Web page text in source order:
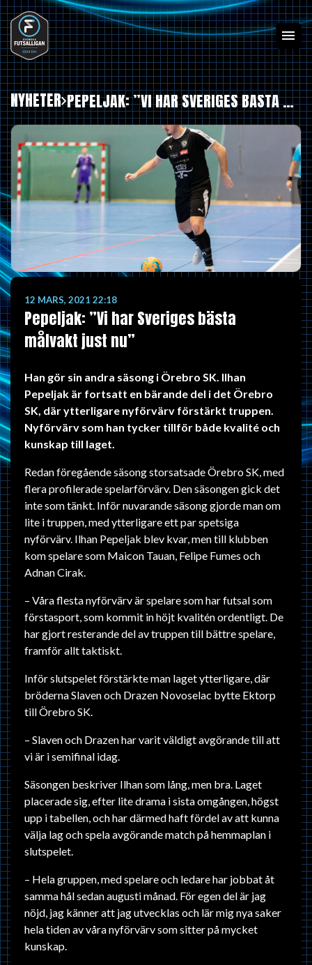
NYHETER PEPELJAK: ”VI HAR SVERIGES BÄSTA MÅLVAKT JUST NU”
12 MARS, 2021 22:18
Pepeljak: ”Vi har Sveriges bästa
målvakt just nu”
Han gör sin andra säsong i Örebro SK. Ilhan
Pepeljak är fortsatt en bärande del i det Örebro
SK, där ytterligare nyförvärv förstärkt truppen.
Nyförvärv som han tycker tillför både kvalité och
kunskap till laget.
Redan föregående säsong storsatsade Örebro SK, med
flera profilerade spelarförvärv. Den säsongen gick det
inte som tänkt. Inför nuvarande säsong gjorde man om
lite i truppen, med ytterligare ett par spetsiga
nyförvärv. Ilhan Pepeljak blev kvar, men till klubben
kom spelare som Maicon Tauan, Felipe Fumes och
Adnan Cirak.
– Våra flesta nyförvärv är spelare som har futsal som
förstasport, som kommit in höjt kvalitén ordentligt. De
har gjort resterande del av truppen till bättre spelare,
framför allt taktiskt.
Inför slutspelet förstärkte man laget ytterligare, där
bröderna Slaven och Drazen Novoselac bytte Ektorp
till Örebro SK.
– Slaven och Drazen har varit väldigt avgörande till att
vi är i semifinal idag.
Säsongen beskriver Ilhan som lång, men bra. Laget
placerade sig, efter lite drama i sista omgången, högst
upp i tabellen, och har därmed haft fördel av att kunna
välja lag och spela avgörande match på hemmaplan i
slutspelet.
– Hela gruppen, med spelare och ledare har jobbat åt
samma hål sedan augusti månad. För egen del är jag
nöjd, jag känner att jag utvecklas och lär mig nya saker
hela tiden av våra nyförvärv som sitter på mycket
kunskap.